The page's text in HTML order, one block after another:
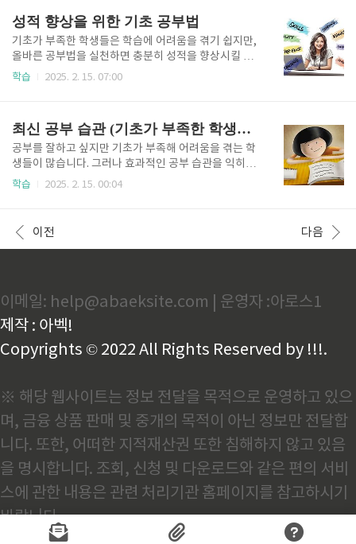
법 학습법기본 개념 철..
용하는 것이 중요합니다. 이 글에서는 중학생이 수학 성
적을 효과적으로 올릴 수 있는 구체적인 방법을 설명합
니다.1. 개념부터 확실하게 이해하기개념 학습의 중요
성수학은 개념이 확실해야 응용 문제를 풀 수 있습니다.
단순히 공식을 암기하는 것이 아니라 개념이 어떻게 도
학습 방법교과서 중심..
성적 향상을 위한 기초 공부법
기초가 부족한 학생들은 학습에 어려움을 겪기 쉽지만,
올바른 공부법을 실천하면 충분히 성적을 향상시킬 수
있습니다. 특히, 2024년에는 보다 효율적인 학습법과
을 소개하겠습니다. 1. 기초 학습을 위한 효과적인 개념
정리법기초가 부족한 학생들은 문제를 많이 푸는 것보
다 개념을 정확히 이해하는 것이 가장 중요합니다. 개념
을 확실히 이해하지 못한 상태에서 문제만 반복적으로
풀면, 새로운 유형의 문제에서 적용하기 어렵습니다.개
용을 자신의 언어로 다시 정리하면 이해도가 올라갑니
다. 단순히 필기하는 것..
학습 2025. 2. 15. 07:00
최신 공부 습관 (기초가 부족한 학생을 위한 팁)
공부를 잘하고 싶지만 기초가 부족해 어려움을 겪는 학
생들이 많습니다. 그러나 효과적인 공부 습관을 익히면
누구나 성적을 향상시킬 수 있습니다. 특히, 최신 연구
생들을 위한 효과적인 공부 습관과 학습법을 소개하겠
습니다. 1. 기본 개념부터 확실히 잡는 학습법학습의 기
이 부족한 과목과 개념을 리스트업하는 것이 좋습니다.
예를 들어, 수학의 경우 '분수의 덧셈과 뺄셈', 국어의
경우 '문장 구조 이해', 영어의 경우 '기본 문법'처럼 구
체적으로 정리..
학습 2025. 2. 15. 00:04
이전 다음
이메일: help@abaeksite.com | 운영자 :아로스1
제작 : 아벡!
Copyrights © 2022 All Rights Reserved by !!!.
※ 해당 웹사이트는 정보 전달을 목적으로 운영하고 있으
며, 금융 상품 판매 및 중개의 목적이 아닌 정보만 전달합
니다. 또한, 어떠한 지적재산권 또한 침해하지 않고 있음
을 명시합니다. 조회, 신청 및 다운로드와 같은 편의 서비
스에 관한 내용은 관련 처리기관 홈페이지를 참고하시기
바랍니다.